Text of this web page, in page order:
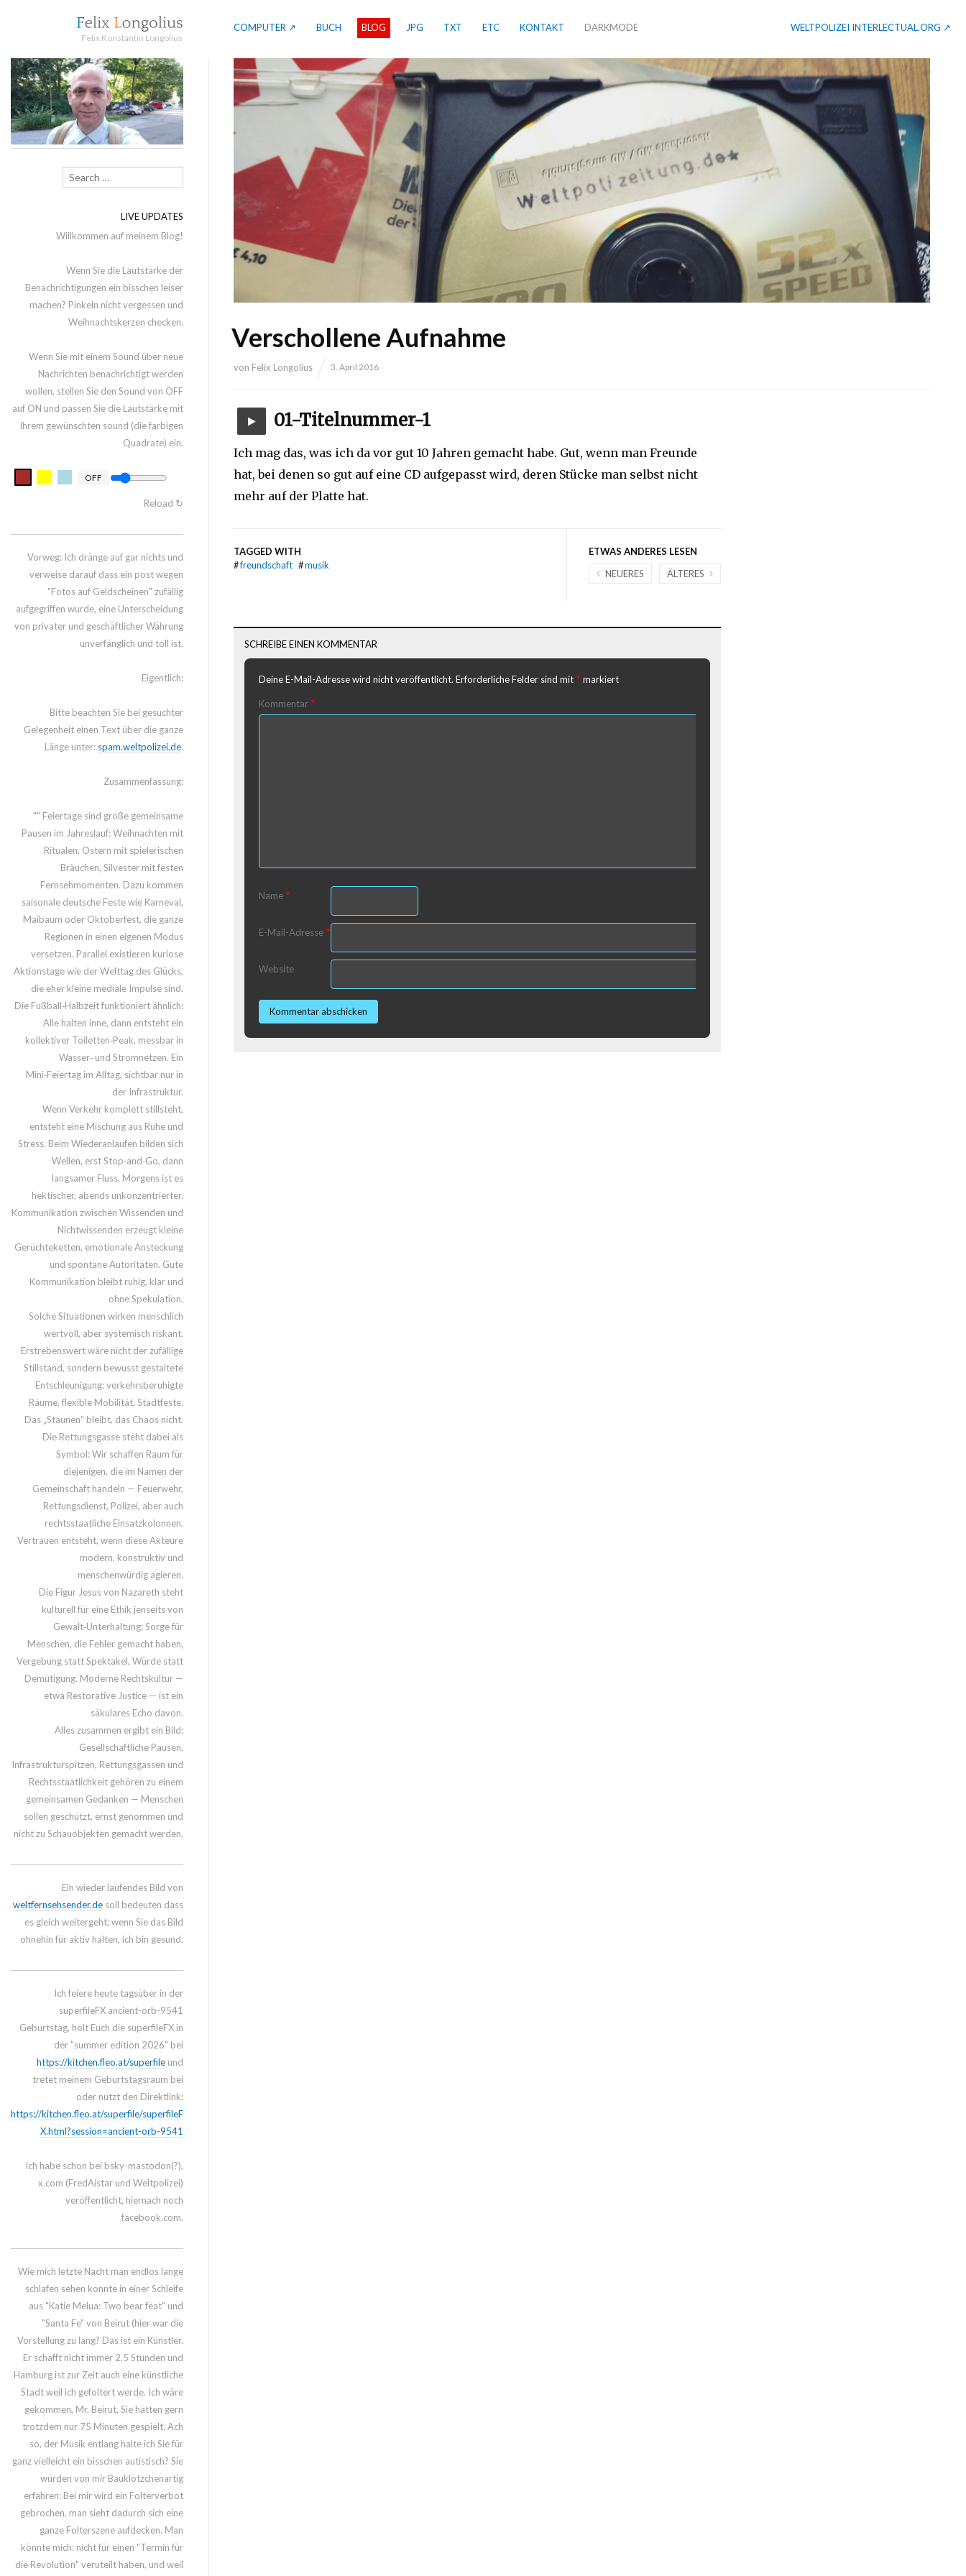
Felix Konstantin Longolius
COMPUTER ↗ BUCH BLOG JPG TXT ETC KONTAKT DARKMODE WELTPOLIZEI INTERLECTUAL.ORG ↗
Verschollene Aufnahme
von Felix Longolius 3. April 2016
01-Titelnummer-1
Ich mag das, was ich da vor gut 10 Jahren gemacht habe. Gut, wenn man Freunde
hat, bei denen so gut auf eine CD aufgepasst wird, deren Stücke man selbst nicht
mehr auf der Platte hat.
TAGGED WITH
#freundschaft #musik
ETWAS ANDERES LESEN
ÄLTERES
NEUERES
SCHREIBE EINEN KOMMENTAR
Deine E-Mail-Adresse wird nicht veröffentlicht. Erforderliche Felder sind mit * markiert
Kommentar *
Name *
E-Mail-Adresse *
Website
LIVE UPDATES
Willkommen auf meinem Blog!
Wenn Sie die Lautstärke der
Benachrichtigungen ein bisschen leiser
machen? Pinkeln nicht vergessen und
Weihnachtskerzen checken.
Wenn Sie mit einem Sound über neue
Nachrichten benachrichtigt werden
wollen, stellen Sie den Sound von OFF
auf ON und passen Sie die Lautstärke mit
Ihrem gewünschten sound (die farbigen
Quadrate) ein.
OFF
Reload ↻
Vorweg: Ich dränge auf gar nichts und
verweise darauf dass ein post wegen
"Fotos auf Geldscheinen" zufällig
aufgegriffen wurde, eine Unterscheidung
von privater und geschäftlicher Währung
unverfänglich und toll ist.
Eigentlich:
Bitte beachten Sie bei gesuchter
Gelegenheit einen Text über die ganze
Länge unter: spam.weltpolizei.de.
Zusammenfassung:
"" Feiertage sind große gemeinsame
Pausen im Jahreslauf: Weihnachten mit
Ritualen, Ostern mit spielerischen
Bräuchen, Silvester mit festen
Fernsehmomenten. Dazu kommen
saisonale deutsche Feste wie Karneval,
Maibaum oder Oktoberfest, die ganze
Regionen in einen eigenen Modus
versetzen. Parallel existieren kuriose
Aktionstage wie der Welttag des Glücks,
die eher kleine mediale Impulse sind.
Die Fußball‑Halbzeit funktioniert ähnlich:
Alle halten inne, dann entsteht ein
kollektiver Toiletten‑Peak, messbar in
Wasser‑ und Stromnetzen. Ein
Mini‑Feiertag im Alltag, sichtbar nur in
der Infrastruktur.
Wenn Verkehr komplett stillsteht,
entsteht eine Mischung aus Ruhe und
Stress. Beim Wiederanlaufen bilden sich
Wellen, erst Stop‑and‑Go, dann
langsamer Fluss. Morgens ist es
hektischer, abends unkonzentrierter.
Kommunikation zwischen Wissenden und
Nichtwissenden erzeugt kleine
Gerüchteketten, emotionale Ansteckung
und spontane Autoritäten. Gute
Kommunikation bleibt ruhig, klar und
ohne Spekulation.
Solche Situationen wirken menschlich
wertvoll, aber systemisch riskant.
Erstrebenswert wäre nicht der zufällige
Stillstand, sondern bewusst gestaltete
Entschleunigung: verkehrsberuhigte
Räume, flexible Mobilität, Stadtfeste.
Das „Staunen“ bleibt, das Chaos nicht.
Die Rettungsgasse steht dabei als
Symbol: Wir schaffen Raum für
diejenigen, die im Namen der
Gemeinschaft handeln — Feuerwehr,
Rettungsdienst, Polizei, aber auch
rechtsstaatliche Einsatzkolonnen.
Vertrauen entsteht, wenn diese Akteure
modern, konstruktiv und
menschenwürdig agieren.
Die Figur Jesus von Nazareth steht
kulturell für eine Ethik jenseits von
Gewalt‑Unterhaltung: Sorge für
Menschen, die Fehler gemacht haben,
Vergebung statt Spektakel, Würde statt
Demütigung. Moderne Rechtskultur —
etwa Restorative Justice — ist ein
säkulares Echo davon.
Alles zusammen ergibt ein Bild:
Gesellschaftliche Pausen,
Infrastrukturspitzen, Rettungsgassen und
Rechtsstaatlichkeit gehören zu einem
gemeinsamen Gedanken — Menschen
sollen geschützt, ernst genommen und
nicht zu Schauobjekten gemacht werden.
Ein wieder laufendes Bild von
weltfernsehsender.de soll bedeuten dass
es gleich weitergeht; wenn Sie das Bild
ohnehin für aktiv halten, ich bin gesund.
Ich feiere heute tagsüber in der
superfileFX ancient-orb-9541
Geburtstag, holt Euch die superfileFX in
der "summer edition 2026" bei
https://kitchen.fleo.at/superfile und
tretet meinem Geburtstagsraum bei
oder nutzt den Direktlink:
https://kitchen.fleo.at/superfile/superfileF
X.html?session=ancient-orb-9541
Ich habe schon bei bsky-mastodon(?),
x.com (FredAistar und Weltpolizei)
veröffentlicht, hiernach noch
facebook.com.
Wie mich letzte Nacht man endlos lange
schlafen sehen konnte in einer Schleife
aus "Katie Melua: Two bear feat" und
"Santa Fe" von Beirut (hier war die
Vorstellung zu lang? Das ist ein Künstler.
Er schafft nicht immer 2,5 Stunden und
Hamburg ist zur Zeit auch eine künstliche
Stadt weil ich gefoltert werde. Ich wäre
gekommen, Mr. Beirut, Sie hätten gern
trotzdem nur 75 Minuten gespielt. Ach
so, der Musik entlang halte ich Sie für
ganz vielleicht ein bisschen autistisch? Sie
würden von mir Bauklötzchenartig
erfahren: Bei mir wird ein Folterverbot
gebrochen, man sieht dadurch sich eine
ganze Folterszene aufdecken. Man
könnte mich: nicht für einen "Termin für
die Revolution" veruteilt haben, und weil